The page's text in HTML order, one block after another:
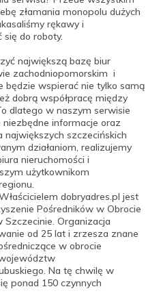
złamania monopolu dużych
rękawy i
do roboty.
największą bazę biur
zachodniopomorskim i
będzie wspierać nie tylko samą
dobrą współpracę między
dlatego w naszym serwisie
informacje oraz
największych szczecińskich
działaniom, realizujemy
nieruchomości i
użytkownikom
dobryadres.pl jest
Pośredników w Obrocie
Szczecinie. Organizacja
od 25 lat i zrzesza znane
w obrocie
Na tę chwilę w
ponad 150 czynnych